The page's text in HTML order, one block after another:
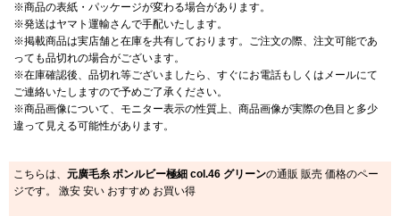
※商品の表紙・パッケージが変わる場合があります。
※発送はヤマト運輸さんで手配いたします。
※掲載商品は実店舗と在庫を共有しております。ご注文の際、注文可能であ
っても品切れの場合がございます。
※在庫確認後、品切れ等ございましたら、すぐにお電話もしくはメールにて
ご連絡いたしますので予めご了承ください。
※商品画像について、モニター表示の性質上、商品画像が実際の色目と多少
違って見える可能性があります。
こちらは、 元廣毛糸 ボンルビー極細 col.46 グリーンの通販 販売 価格のペー
ジです。 激安 安い おすすめ お買い得